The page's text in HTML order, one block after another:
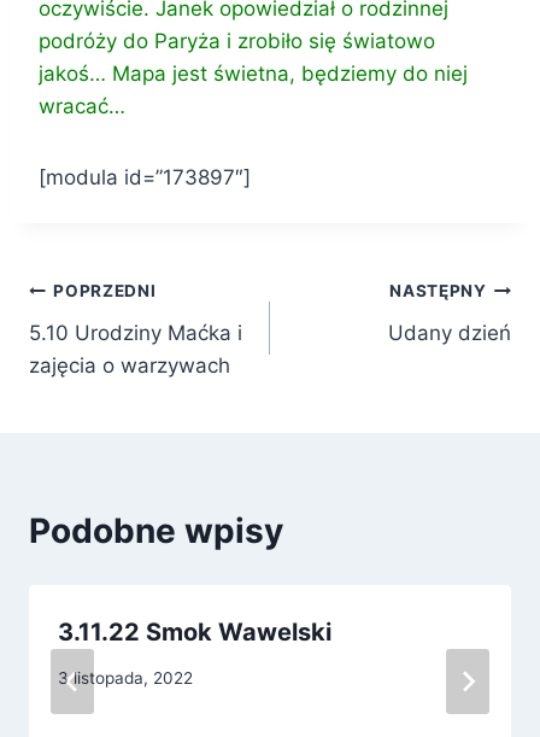
oczywiście. Janek opowiedział o rodzinnej
podróży do Paryża i zrobiło się światowo
jakoś… Mapa jest świetna, będziemy do niej
wracać…
[modula id=”173897″]
Nawigacja
wpisu
POPRZEDNI
5.10 Urodziny Maćka i
zajęcia o warzywach
NASTĘPNY
Udany dzień
Podobne wpisy
3.11.22 Smok Wawelski
3 listopada, 2022